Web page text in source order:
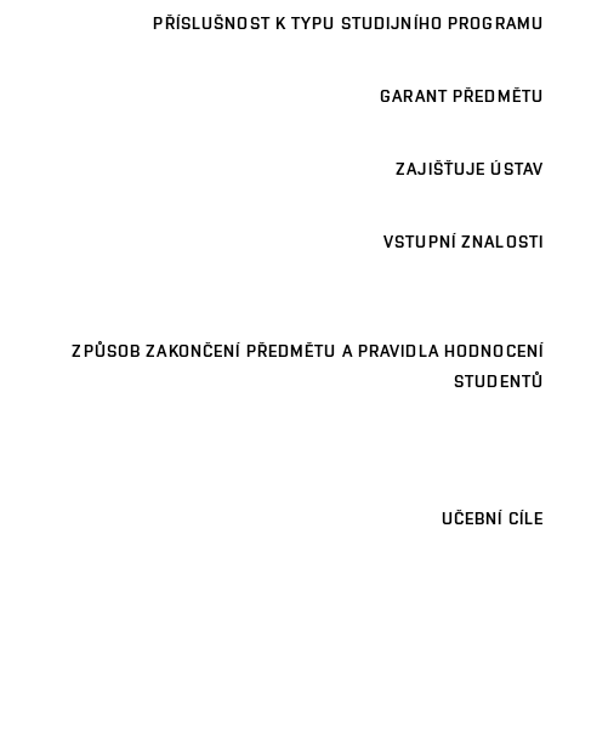
PŘÍSLUŠNOST K TYPU STUDIJNÍHO PROGRAMU
GARANT PŘEDMĚTU
ZAJIŠŤUJE ÚSTAV
VSTUPNÍ ZNALOSTI
ZPŮSOB ZAKONČENÍ PŘEDMĚTU A PRAVIDLA HODNOCENÍ
STUDENTŮ
UČEBNÍ CÍLE